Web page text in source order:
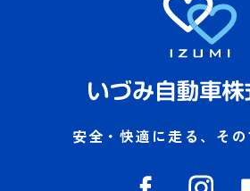
安全・快適に走る、その